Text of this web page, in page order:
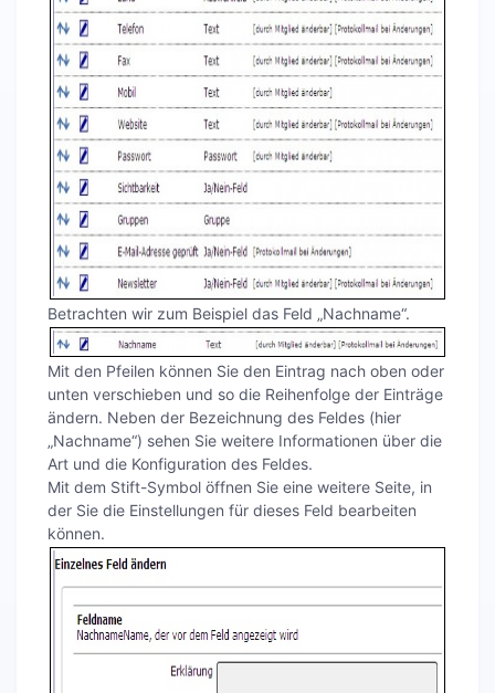
Betrachten wir zum Beispiel das Feld „Nachname“.
Mit den Pfeilen können Sie den Eintrag nach oben oder
unten verschieben und so die Reihenfolge der Einträge
ändern. Neben der Bezeichnung des Feldes (hier
„Nachname“) sehen Sie weitere Informationen über die
Art und die Konfiguration des Feldes.
Mit dem Stift-Symbol öffnen Sie eine weitere Seite, in
der Sie die Einstellungen für dieses Feld bearbeiten
können.